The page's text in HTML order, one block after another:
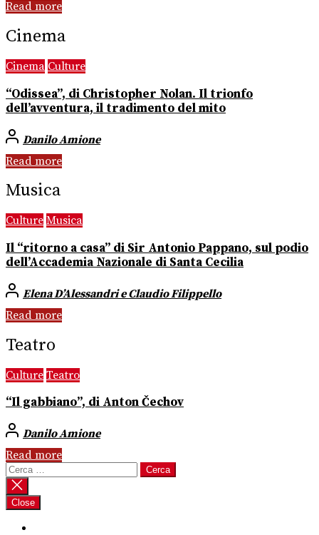
Read more
Cinema
Cinema Culture
“Odissea”, di Christopher Nolan. Il trionfo
dell’avventura, il tradimento del mito
Danilo Amione
Read more
Musica
Culture Musica
Il “ritorno a casa” di Sir Antonio Pappano, sul podio
dell’Accademia Nazionale di Santa Cecilia
Elena D’Alessandri e Claudio Filippello
Read more
Teatro
Culture Teatro
“Il gabbiano”, di Anton Čechov
Danilo Amione
Read more
Ricerca
per:
Close